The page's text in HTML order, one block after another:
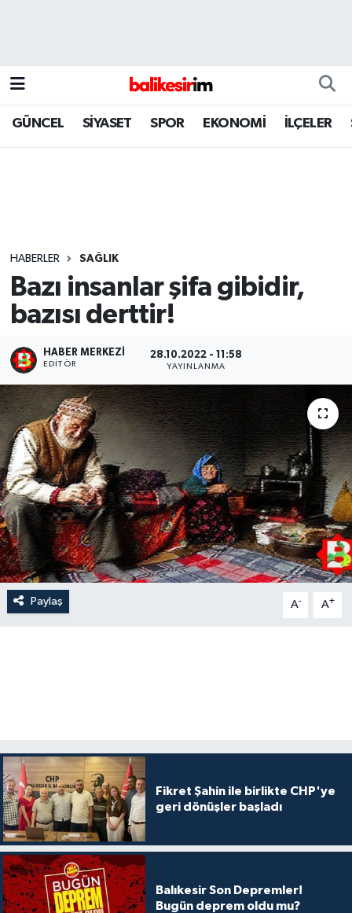
GÜNCEL SİYASET SPOR EKONOMİ İLÇELER
HABERLER SAĞLIK
Bazı insanlar şifa gibidir,
bazısı derttir!
HABER MERKEZI
EDITÖR
28.10.2022 - 11:58
YAYINLANMA
Paylaş A- A+
Fikret Şahin ile birlikte CHP'ye
geri dönüşler başladı
Balıkesir Son Depremler!
Bugün deprem oldu mu?